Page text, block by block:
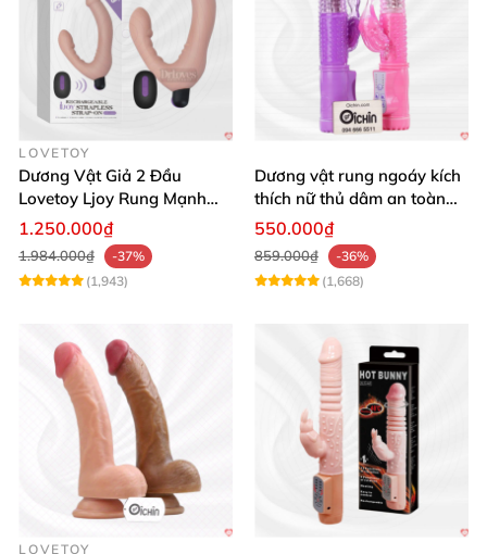
LOVETOY
Dương Vật Giả 2 Đầu
Lovetoy Ljoy Rung Mạnh
ĐKTX Hút Sâu
1.250.000₫
1.984.000₫
-37%
(1,943)
Dương vật rung ngoáy kích
thích nữ thủ dâm an toàn
cao cấp
550.000₫
859.000₫
-36%
(1,668)
LOVETOY